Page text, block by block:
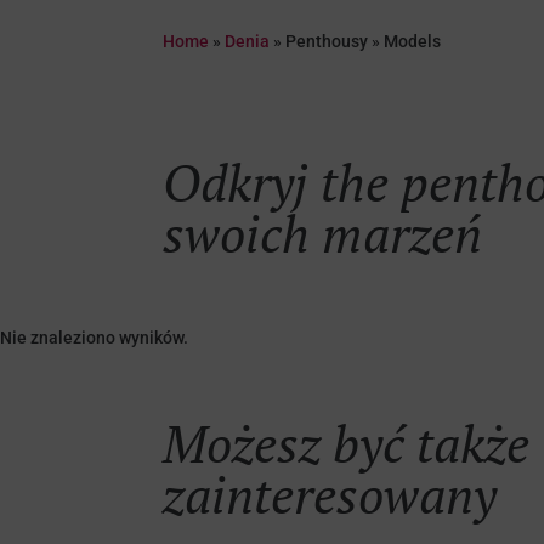
Home » Denia » Penthousy » Models
Odkryj the
swoich marzeń
Nie znaleziono wyników.
Możesz być także
zainteresowany